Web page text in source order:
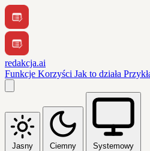
redakcja.ai
Funkcje Korzyści Jak to działa
Jasny Ciemny Systemowy